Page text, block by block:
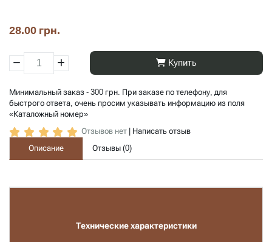
28.00 грн.
Купить
Минимальный заказ - 300 грн. При заказе по телефону, для
быстрого ответа, очень просим указывать информацию из поля
«Каталожный номер»
Отзывов нет
Написать отзыв
Описание
Отзывы (0)
Технические характеристики